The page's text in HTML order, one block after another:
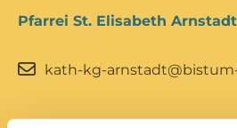
Pfarrei St. Elisabeth Arnstadt
kath-kg-